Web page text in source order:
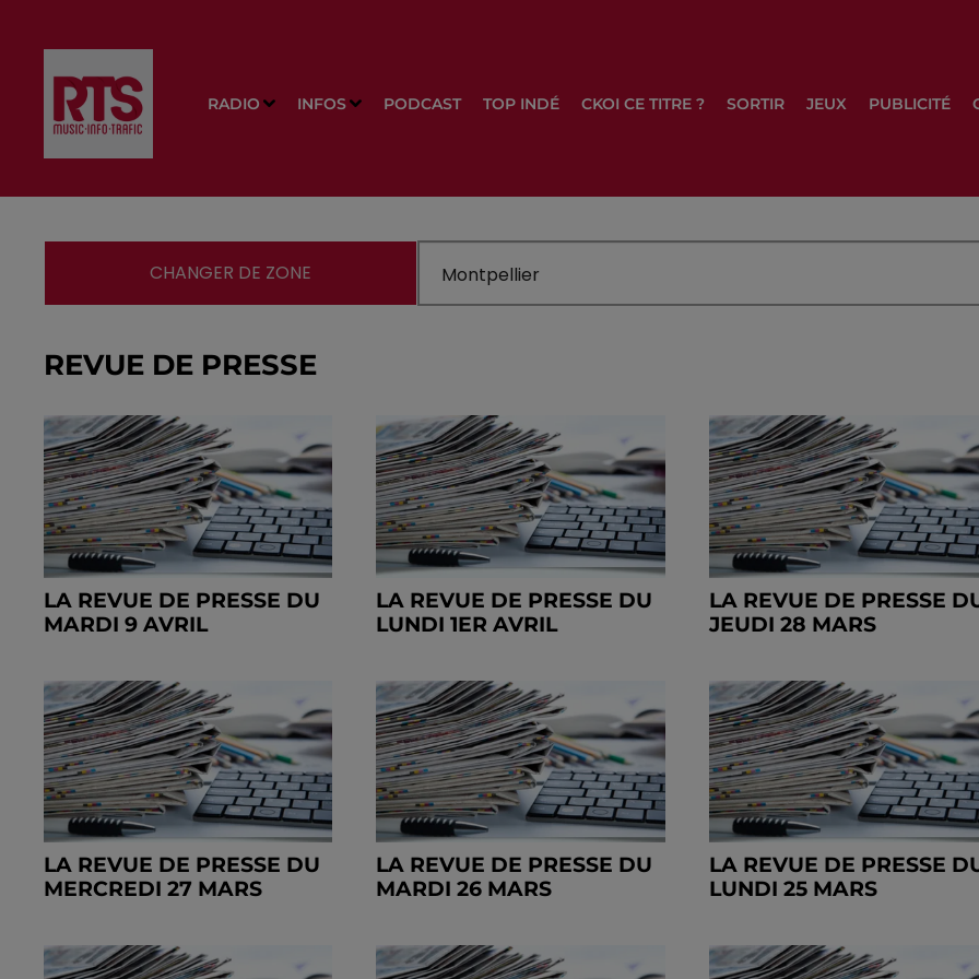
RADIO INFOS PODCAST TOP INDÉ CKOI CE TITRE ? SORTIR JEUX PUBLICITÉ
CHANGER DE ZONE
REVUE DE PRESSE
LA REVUE DE PRESSE DU
MARDI 9 AVRIL
LA REVUE DE PRESSE DU
LUNDI 1ER AVRIL
LA REVUE DE PRESSE
JEUDI 28 MARS
LA REVUE DE PRESSE DU
MERCREDI 27 MARS
LA REVUE DE PRESSE DU
MARDI 26 MARS
LA REVUE DE PRESSE
LUNDI 25 MARS